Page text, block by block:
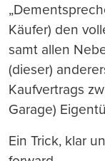
Käufer) den
samt allen
(dieser)
Kaufvertrags
Garage)
Ein Trick, klar